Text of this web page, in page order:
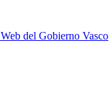
del Gobierno Vasco